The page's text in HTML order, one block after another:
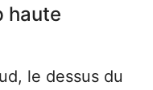
haute
le dessus du